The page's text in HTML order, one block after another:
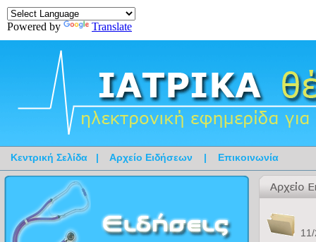
Powered by Translate
Κεντρική Σελίδα | Αρχείο Ειδήσεων | Επικοινωνία